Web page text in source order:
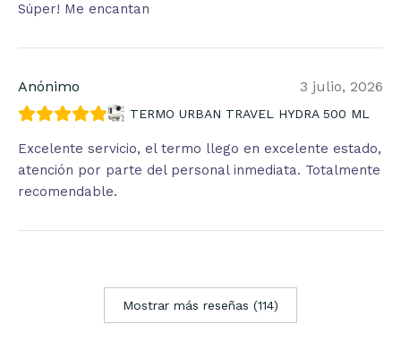
Súper! Me encantan
Anónimo 3 julio, 2026
TERMO URBAN TRAVEL HYDRA 500 ML
Excelente servicio, el termo llego en excelente estado,
atención por parte del personal inmediata. Totalmente
recomendable.
Mostrar más reseñas (114)